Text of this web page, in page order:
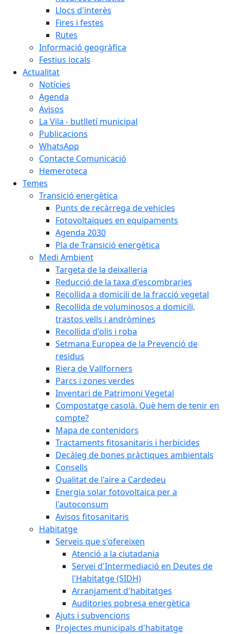
Llocs d'interès
Fires i festes
Rutes
Informació geogràfica
Festius locals
Actualitat
Notícies
Agenda
Avisos
La Vila - butlletí municipal
Publicacions
WhatsApp
Contacte Comunicació
Hemeroteca
Temes
Transició energètica
Punts de recàrrega de vehicles
Fotovoltaiques en equipaments
Agenda 2030
Pla de Transició energètica
Medi Ambient
Targeta de la deixalleria
Reducció de la taxa d'escombraries
Recollida a domicili de la fracció vegetal
Recollida de voluminosos a domicili,
trastos vells i andròmines
Recollida d'olis i roba
Setmana Europea de la Prevenció de
residus
Riera de Vallforners
Parcs i zones verdes
Inventari de Patrimoni Vegetal
Compostatge casolà. Què hem de tenir en
compte?
Mapa de contenidors
Tractaments fitosanitaris i herbicides
Decàleg de bones pràctiques ambientals
Consells
Qualitat de l'aire a Cardedeu
Energia solar fotovoltaica per a
l'autoconsum
Avisos fitosanitaris
Habitatge
Serveis que s'ofereixen
Atenció a la ciutadania
Servei d'Intermediació en Deutes de
l'Habitatge (SIDH)
Arranjament d'habitatges
Auditories pobresa energètica
Ajuts i subvencions
Projectes municipals d'habitatge